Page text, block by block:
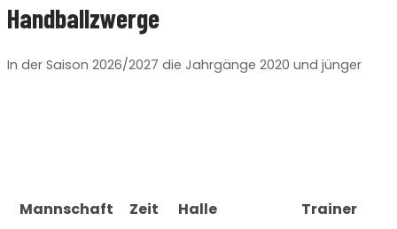
Handballzwerge
In der Saison 2026/2027 die Jahrgänge 2020 und jünger
Mannschaft Zeit Halle
Trainer